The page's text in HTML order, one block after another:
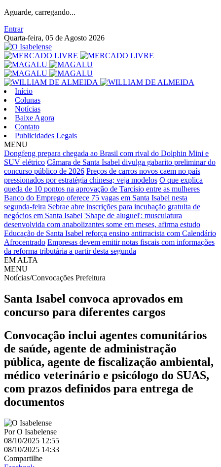
Aguarde, carregando...
Entrar
Quarta-feira, 05 de Agosto 2026
Início
Colunas
Notícias
Baixe Agora
Contato
Publicidades Legais
MENU
Dongfeng prepara chegada ao Brasil com rival do Dolphin Mini e
SUV elétrico Câmara de Santa Isabel divulga gabarito preliminar do
concurso público de 2026 Preços de carros novos caem no país
pressionados por estratégia chinesa; veja modelos O que explica
queda de 10 pontos na aprovação de Tarcísio entre as mulheres
Banco do Emprego oferece 75 vagas em Santa Isabel nesta
segunda-feira Sebrae abre inscrições para incubação gratuita de
negócios em Santa Isabel 'Shape de aluguel': musculatura
desenvolvida com anabolizantes some em meses, afirma estudo
Educação de Santa Isabel reforça ensino antirracista com Calendário
Afrocentrado Empresas devem emitir notas fiscais com informações
da reforma tributária a partir desta segunda
EM ALTA
MENU
Notícias/Convocações Prefeitura
Santa Isabel convoca aprovados em
concurso para diferentes cargos
Convocação inclui agentes comunitários
de saúde, agente de administração
pública, agente de fiscalização ambiental,
médico veterinário e psicólogo do SUAS,
com prazos definidos para entrega de
documentos
PorO Isabelense
08/10/2025 12:55
08/10/2025 14:33
Compartilhe